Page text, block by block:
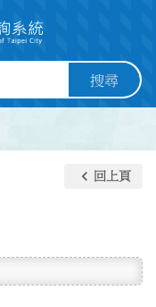
搜尋
keyboard_arrow_left 回上頁